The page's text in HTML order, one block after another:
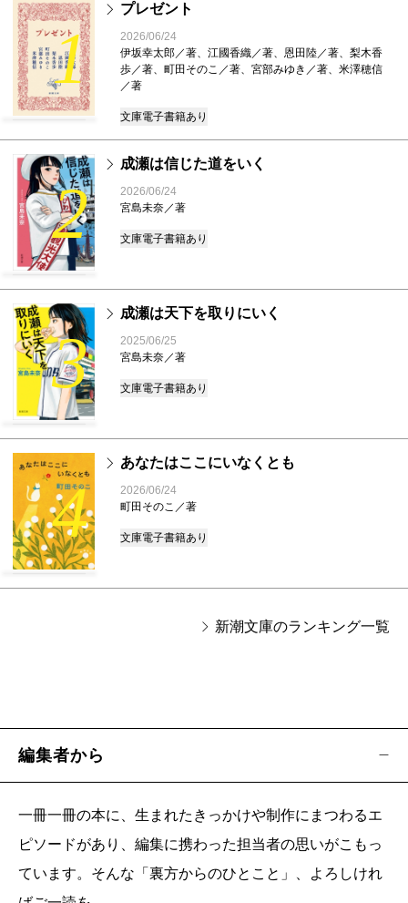
1
プレゼント
2026/06/24
伊坂幸太郎／著、江國香織／著、恩田陸／著、梨木香
歩／著、町田そのこ／著、宮部みゆき／著、米澤穂信
／著
文庫電子書籍あり
2
成瀬は信じた道をいく
2026/06/24
宮島未奈／著
文庫電子書籍あり
3
成瀬は天下を取りにいく
2025/06/25
宮島未奈／著
文庫電子書籍あり
4
あなたはここにいなくとも
2026/06/24
町田そのこ／著
文庫電子書籍あり
新潮文庫のランキング一覧
編集者から
一冊一冊の本に、生まれたきっかけや制作にまつわるエ
ピソードがあり、編集に携わった担当者の思いがこもっ
ています。そんな「裏方からのひとこと」、よろしけれ